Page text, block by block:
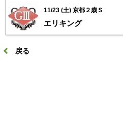
11/23 (土) 京都２歳Ｓ
エリキング
戻る